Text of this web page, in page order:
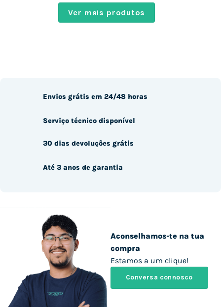
Ver mais produtos
Aconselhamos-te na tua
compra
Estamos a um clique!
Conversa connosco
Envios grátis em 24/48 horas
Serviço técnico disponível
30 dias devoluções grátis
Até 3 anos de garantia